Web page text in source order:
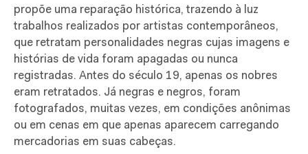
propõe uma reparação histórica, trazendo à luz
trabalhos realizados por artistas contemporâneos,
que retratam personalidades negras cujas imagens e
histórias de vida foram apagadas ou nunca
registradas. Antes do século 19, apenas os nobres
eram retratados. Já negras e negros, foram
fotografados, muitas vezes, em condições anônimas
ou em cenas em que apenas aparecem carregando
mercadorias em suas cabeças.